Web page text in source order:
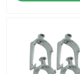
Über uns